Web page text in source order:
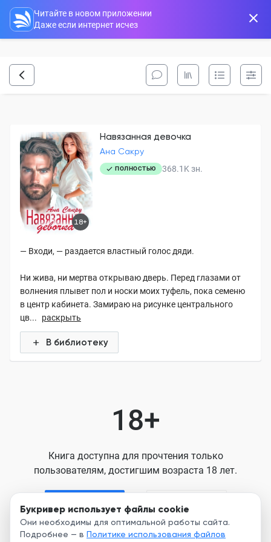
Букривер использует файлы cookie
Они необходимы для оптимальной работы сайта.
Подробнее — в Политике использования файлов
Читайте в новом приложении
Даже если интернет исчез
18+
Навязанная девочка
Ана Сакру
ПОЛНОСТЬЮ 368.1K зн.
— Входи, — раздается властный голос дяди.
Ни жива, ни мертва открываю дверь. Перед глазами от
волнения плывет пол и носки моих туфель, пока семеню
в центр кабинета. Замираю на рисунке центрального
цв...
раскрыть
В библиотеку
18+
Книга доступна для прочтения только
пользователям, достигшим возраста 18 лет.